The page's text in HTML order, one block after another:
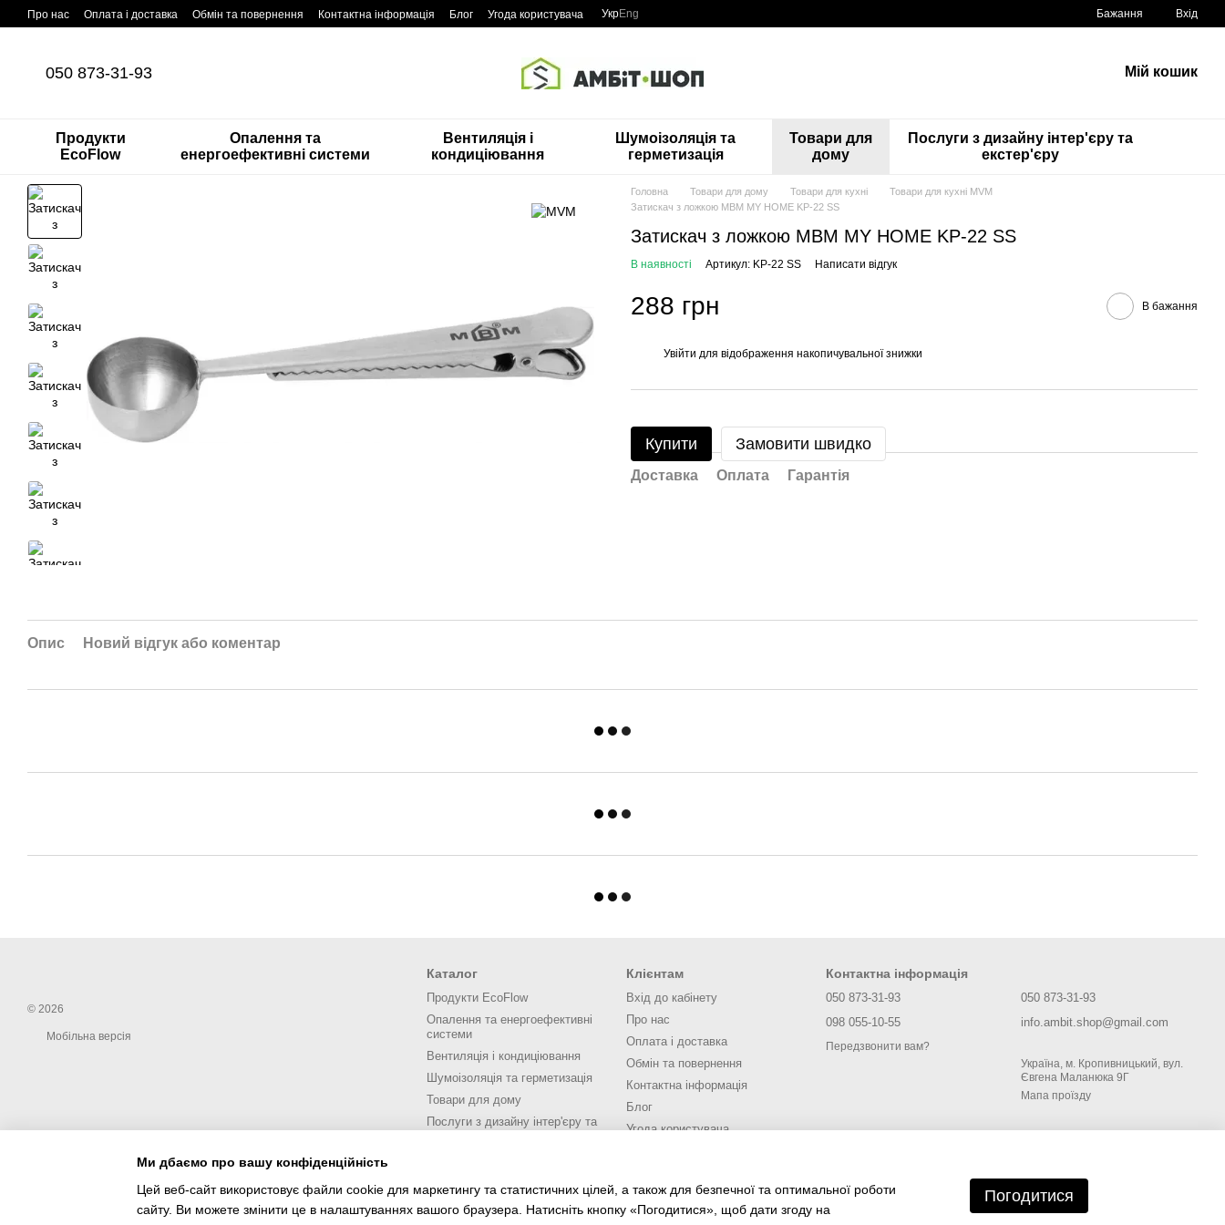
Перейти до основного контенту
Про нас Оплата і доставка Обмін та повернення Контактна інформація Блог Угода користувача УкрEng Бажання Вхід
050 873-31-93 Мій кошик
Продукти
EcoFlow
Опалення та
енергоефективні системи
Вентиляція і
кондиціювання
Шумоізоляція та
герметизація
Товари для
дому
Послуги з дизайну інтер'єру та
екстер'єру
Головна Товари для дому Товари для кухні
Товари для кухні MVM
Затискач з ложкою МВМ MY HOME KP-22 SS
Затискач з ложкою МВМ MY HOME KP-22 SS
В наявності Артикул: KP-22 SS Написати відгук
288 грн В бажання
Увійти для відображення накопичувальної знижки
Купити Замовити швидко
Доставка Оплата Гарантія
Опис Новий відгук або коментар
© 2026
Мобільна версія
Каталог
Продукти EcoFlow
Опалення та енергоефективні
системи
Вентиляція і кондиціювання
Шумоізоляція та герметизація
Товари для дому
Послуги з дизайну інтер'єру та
Клієнтам
Вхід до кабінету
Про нас
Оплата і доставка
Обмін та повернення
Контактна інформація
Блог
Угода користувача
Контактна інформація
050 873-31-93
098 055-10-55
Передзвонити вам?
050 873-31-93
info.ambit.shop@gmail.com
Україна, м. Кропивницький, вул.
Євгена Маланюка 9Г
Мапа проїзду
Ми дбаємо про вашу конфіденційність
Цей веб-сайт використовує файли cookie для маркетингу та статистичних цілей, а також для безпечної та оптимальної роботи
сайту. Ви можете змінити це в налаштуваннях вашого браузера. Натисніть кнопку «Погодитися», щоб дати згоду на
Погодитися